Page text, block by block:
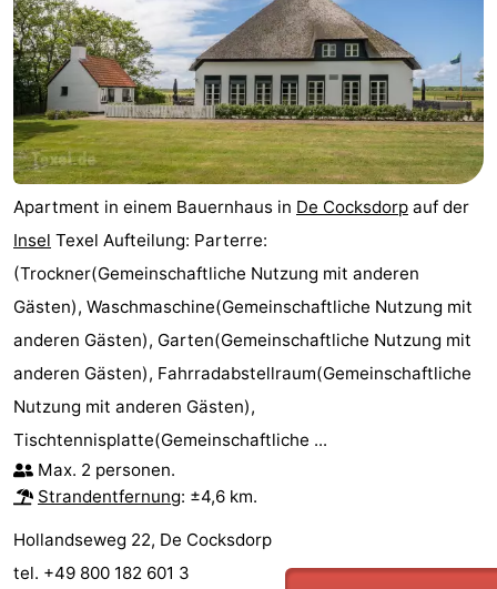
Parken
Inselhüpfen
Reisebuchshop
Medizin
Adressen
Region
Watteninseln
-
Schiermonnikoog
-
Ameland
-
Terschelling
-
Vlieland
Nordholland
-
Natur
-
Apartment in einem Bauernhaus in De Cocksdorp auf der
Insel Texel Aufteilung: Parterre:
(Trockner(Gemeinschaftliche Nutzung mit anderen
Gästen), Waschmaschine(Gemeinschaftliche Nutzung mit
anderen Gästen), Garten(Gemeinschaftliche Nutzung mit
anderen Gästen), Fahrradabstellraum(Gemeinschaftliche
Nutzung mit anderen Gästen),
Tischtennisplatte(Gemeinschaftliche ...
Max. 2 personen.
Strandentfernung: ±4,6 km.
Hollandseweg 22, De Cocksdorp
tel. +49 800 182 601 3